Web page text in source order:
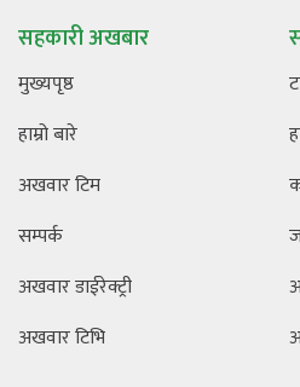
सहकारी अखबार
मुख्यपृष्ठ
हाम्रो बारे
अखवार टिम
सम्पर्क
अखवार डाईरेक्ट्री
अखवार टिभि